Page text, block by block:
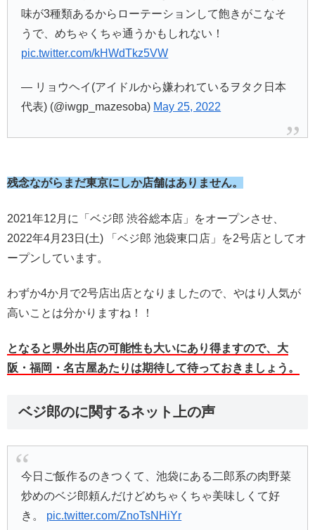
味が3種類あるからローテーションして飽きがこなそ
うで、めちゃくちゃ通うかもしれない！
pic.twitter.com/kHWdTkz5VW
— リョウヘイ(アイドルから嫌われているヲタク日本
代表) (@iwgp_mazesoba) May 25, 2022
残念ながらまだ東京にしか店舗はありません。
2021年12月に「ベジ郎 渋谷総本店」をオープンさせ、
2022年4月23日(土) 「ベジ郎 池袋東口店」を2号店としてオ
ープンしています。
わずか4か月で2号店出店となりましたので、やはり人気が
高いことは分かりますね！！
となると県外出店の可能性も大いにあり得ますので、大
阪・福岡・名古屋あたりは期待して待っておきましょう。
ベジ郎のに関するネット上の声
今日ご飯作るのきつくて、池袋にある二郎系の肉野菜
炒めのベジ郎頼んだけどめちゃくちゃ美味しくて好
き。 pic.twitter.com/ZnoTsNHiYr